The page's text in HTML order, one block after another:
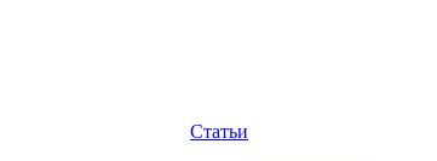
Статьи